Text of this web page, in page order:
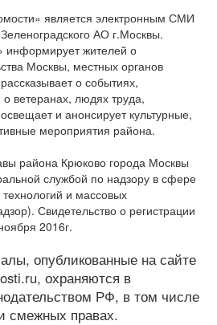
является электронным СМИ
АО г.Москвы.
информирует жителей о
Москвы, местных органов
о событиях,
ветеранах, людях труда,
и анонсирует культурные,
мероприятия района.
района Крюково города Москвы
службой по надзору в сфере
и массовых
Свидетельство о регистрации
2016г.
опубликованные на сайте
охраняются в
РФ, в том числе
смежных правах.